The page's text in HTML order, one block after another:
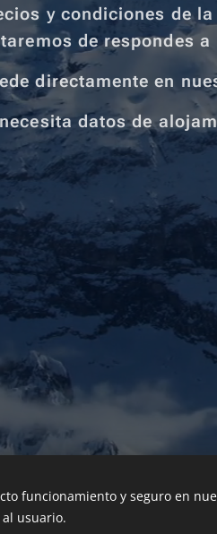
y condiciones de
de respondes
directamente en
datos de
funcionamiento y seguro en
usuario.